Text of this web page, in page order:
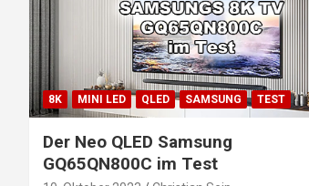
8K MINI LED QLED SAMSUNG TEST
Der Neo QLED Samsung
GQ65QN800C im Test